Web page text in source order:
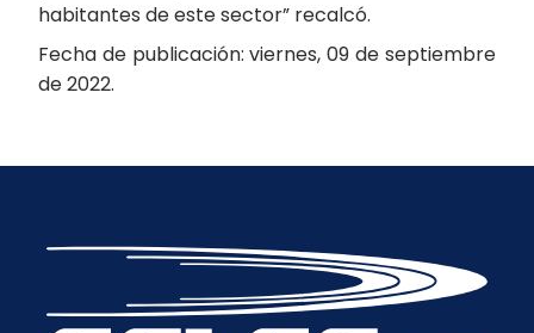
habitantes de este sector” recalcó.
Fecha de publicación: viernes, 09 de septiembre
de 2022.